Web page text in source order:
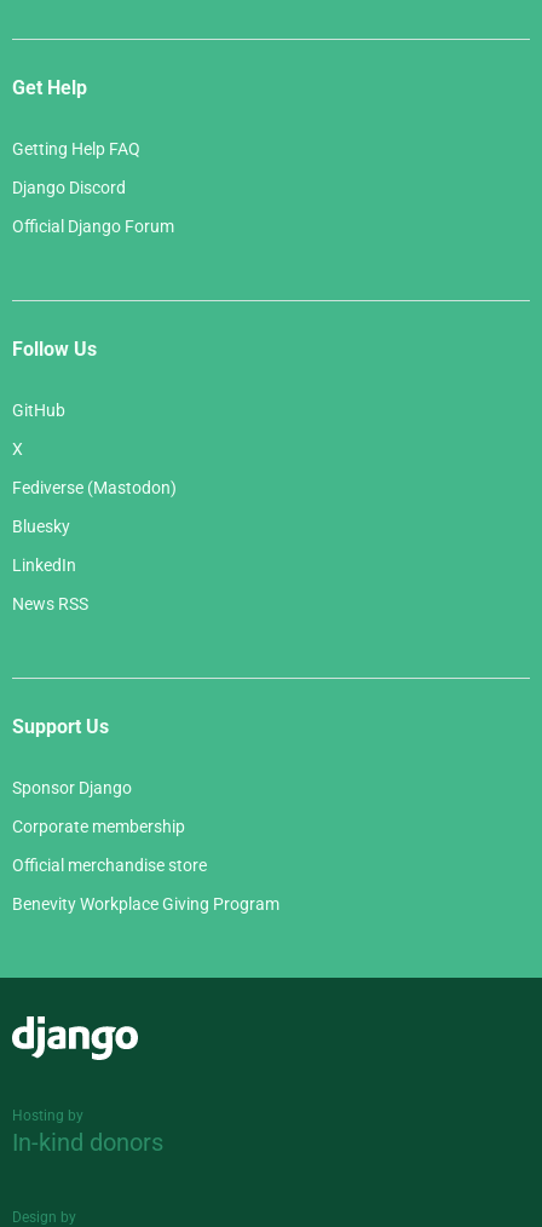
Get Help
Getting Help FAQ
Django Discord
Official Django Forum
Follow Us
GitHub
X
Fediverse (Mastodon)
Bluesky
LinkedIn
News RSS
Support Us
Sponsor Django
Corporate membership
Official merchandise store
Benevity Workplace Giving Program
Hosting by
In-kind donors
Design by